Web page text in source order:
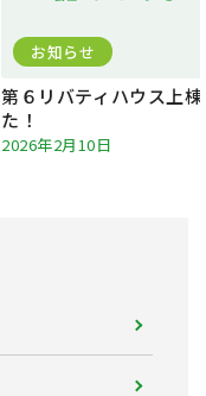
第６リバティハウス上
た！
お知らせ
2026年2月10日